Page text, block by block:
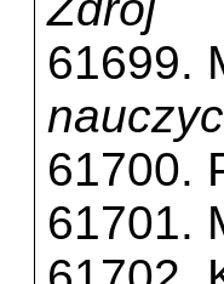
61699.
61700.
61701.